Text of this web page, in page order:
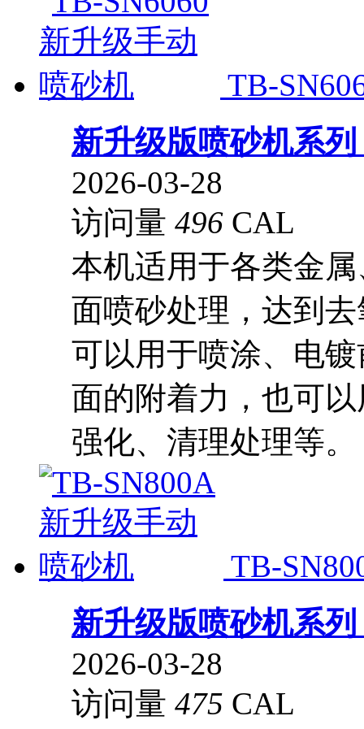
TB-
新升级版喷砂机系列
2026-03-28
访问量 496 CAL
本机适用于各类金
面喷砂处理，达到
可以用于喷涂、电
面的附着力，也可
强化、清理处理等。
TB-
新升级版喷砂机系列
2026-03-28
访问量 475 CAL